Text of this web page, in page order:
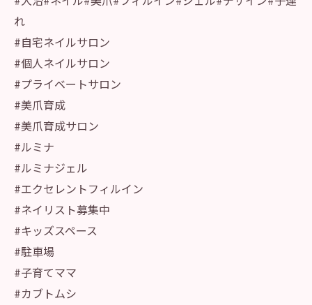
れ
#自宅ネイルサロン
#個人ネイルサロン
#プライベートサロン
#美爪育成
#美爪育成サロン
#ルミナ
#ルミナジェル
#エクセレントフィルイン
#ネイリスト募集中
#キッズスペース
#駐車場
#子育てママ
#カブトムシ